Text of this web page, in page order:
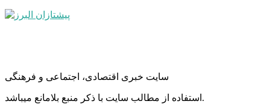
سایت خبری اقتصادی، اجتماعی و فرهنگی
استفاده از مطالب سایت با ذکر منبع بلامانع میباشد.